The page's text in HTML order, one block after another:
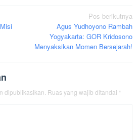
Pos berikutnya
Agus Yudhoyono Rambah
Yogyakarta: GOR Kridosono
Menyaksikan Momen Bersejarah!
dipublikasikan. Ruas yang wajib ditandai *